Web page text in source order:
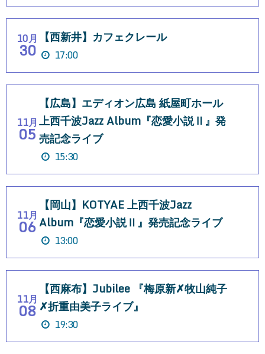
10月
30
【西新井】カフェクレール
17:00
11月
05
【広島】エディオン広島 紙屋町ホール
上西千波Jazz Album『恋愛小説Ⅱ』発
売記念ライブ
15:30
11月
06
【岡山】KOTYAE 上西千波Jazz
Album『恋愛小説Ⅱ』発売記念ライブ
13:00
11月
08
【西麻布】Jubilee 『梅原新✗牧山純子
✗折重由美子ライブ』
19:30